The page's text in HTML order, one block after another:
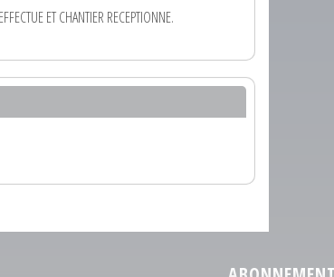
ET CHANTIER RECEPTIONNE.